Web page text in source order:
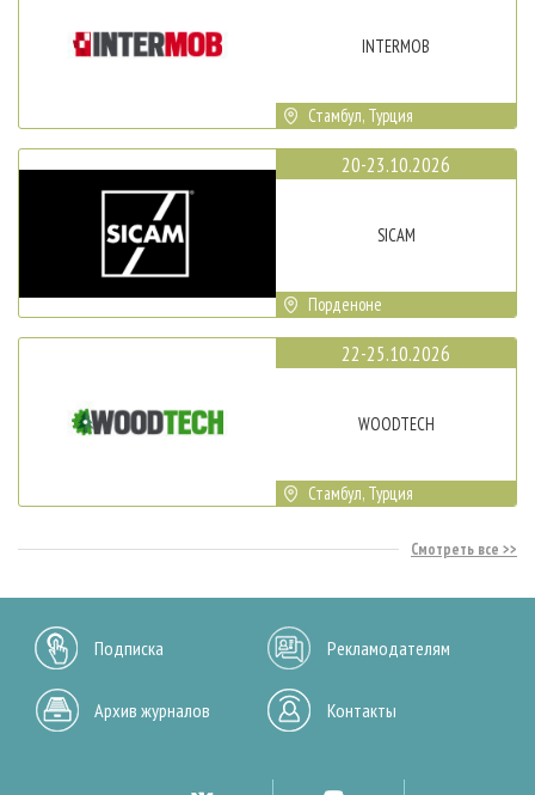
INTERMOB
Стамбул, Турция
20-23.10.2026
SICAM
Порденоне
22-25.10.2026
WOODTECH
Стамбул, Турция
Смотреть все
Подписка Рекламодателям
Архив журналов Контакты